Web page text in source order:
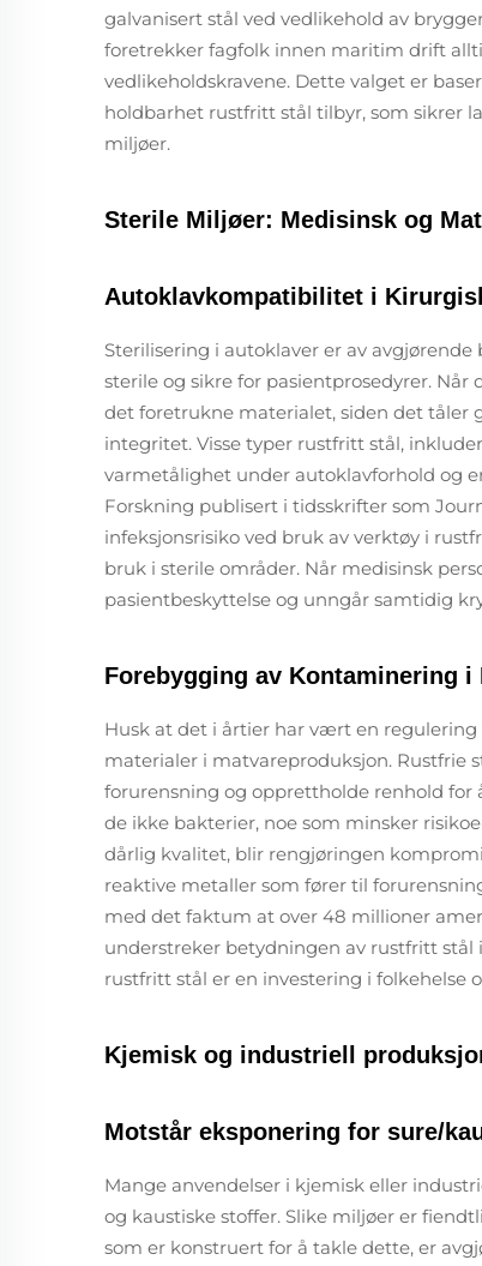
galvanisert stål ved vedlikehold av
foretrekker fagfolk innen maritim drift
vedlikeholdskravene. Dette valget er
holdbarhet rustfritt stål tilbyr, som sikrer
miljøer.
Sterile Miljøer: Medisinsk og
Autoklavkompatibilitet i
Sterilisering i autoklaver er av
sterile og sikre for pasientprosedyrer.
det foretrukne materialet, siden det tåler
integritet. Visse typer rustfritt stål,
varmetålighet under autoklavforhold og
Forskning publisert i tidsskrifter som
infeksjonsrisiko ved bruk av verktøy i
bruk i sterile områder. Når medisinsk
pasientbeskyttelse og unngår samtidig
Forebygging av Kontaminering
Husk at det i årtier har vært en
materialer i matvareproduksjon. Rustfrie
forurensning og opprettholde renhold for
de ikke bakterier, noe som minsker
dårlig kvalitet, blir rengjøringen
reaktive metaller som fører til
med det faktum at over 48 millioner
understreker betydningen av rustfritt stål
rustfritt stål er en investering i folkehelse
Kjemisk og industriell
Motstår eksponering for sure/
Mange anvendelser i kjemisk eller
og kaustiske stoffer. Slike miljøer er
som er konstruert for å takle dette, er